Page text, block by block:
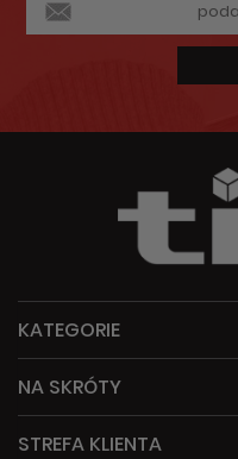
KATEGORIE
NA SKRÓTY
STREFA KLIENTA